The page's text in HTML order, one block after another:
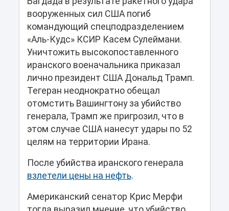
вооруженных сил США погиб
командующий спецподразделением
«Аль-Кудс» КСИР Касем Сулеймани.
Уничтожить высокопоставленного
иранского военачальника приказал
лично президент США Дональд Трамп.
Тегеран неоднократно обещал
отомстить Вашингтону за убийство
генерала, Трамп же пригрозил, что в
этом случае США нанесут удары по 52
целям на территории Ирана.
После убийства иранского генерала
взлетели цены на нефть.
Американский сенатор Крис Мерфи